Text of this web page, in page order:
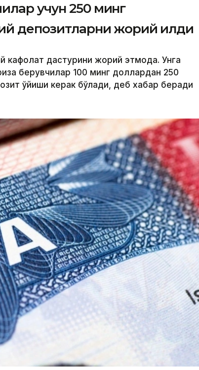
учун 250 минг
депозитларни жорий қилди
дастурини жорий этмоқда. Унга
берувчилар 100 минг доллардан 250
қўйиши керак бўлади, деб хабар беради